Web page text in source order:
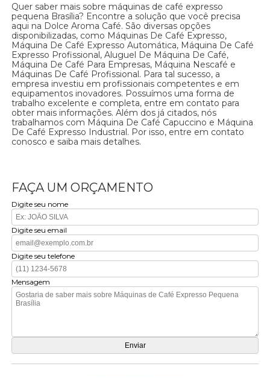
Quer saber mais sobre máquinas de café expresso
pequena Brasília? Encontre a solução que você precisa
aqui na Dolce Aroma Café. São diversas opções
disponibilizadas, como Máquinas De Café Expresso,
Máquina De Café Expresso Automática, Máquina De Café
Expresso Profissional, Aluguel De Máquina De Café,
Máquina De Café Para Empresas, Máquina Nescafé e
Máquinas De Café Profissional. Para tal sucesso, a
empresa investiu em profissionais competentes e em
equipamentos inovadores. Possuímos uma forma de
trabalho excelente e completa, entre em contato para
obter mais informações. Além dos já citados, nós
trabalhamos com Máquina De Café Capuccino e Máquina
De Café Expresso Industrial. Por isso, entre em contato
conosco e saiba mais detalhes.
FAÇA UM ORÇAMENTO
Digite seu nome
Digite seu email
Digite seu telefone
Mensagem